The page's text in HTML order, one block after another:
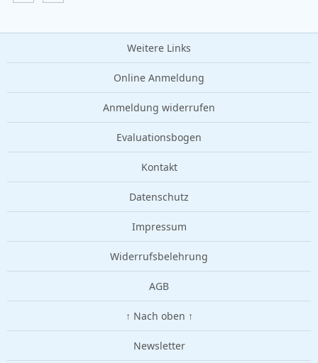
Weitere Links
Online Anmeldung
Anmeldung widerrufen
Evaluationsbogen
Kontakt
Datenschutz
Impressum
Widerrufsbelehrung
AGB
↑ Nach oben ↑
Newsletter